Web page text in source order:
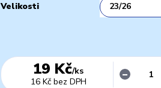
Velikosti
19 Kč/ks
16 Kč bez DPH